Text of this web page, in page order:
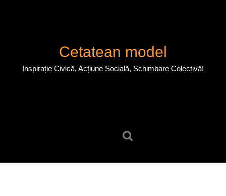
Cetatean model
Inspirație Civică, Acțiune Socială, Schimbare Colectivă!